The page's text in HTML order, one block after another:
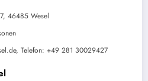
46485 Wesel
Telefon: +49 281 30029427